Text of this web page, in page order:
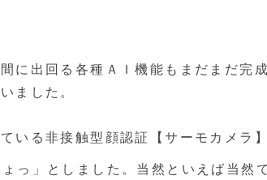
に出回る各種ＡＩ機能もまだまだ完
ました。
いる非接触型顔認証【サーモカメラ
っ」としました。当然といえば当然